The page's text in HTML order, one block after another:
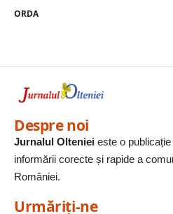
ORDA
Despre noi
Jurnalul Olteniei este o
informării corecte și rapide a
României.
Urmăriți-ne